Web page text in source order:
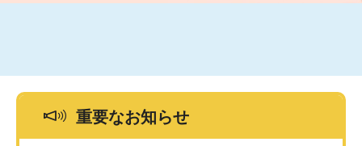
重要なお知らせ